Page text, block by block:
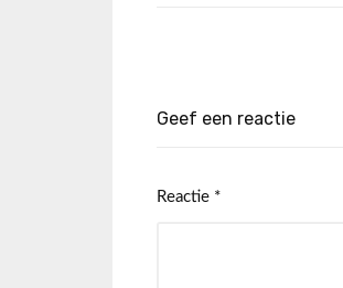
Geef een reactie
Reactie *